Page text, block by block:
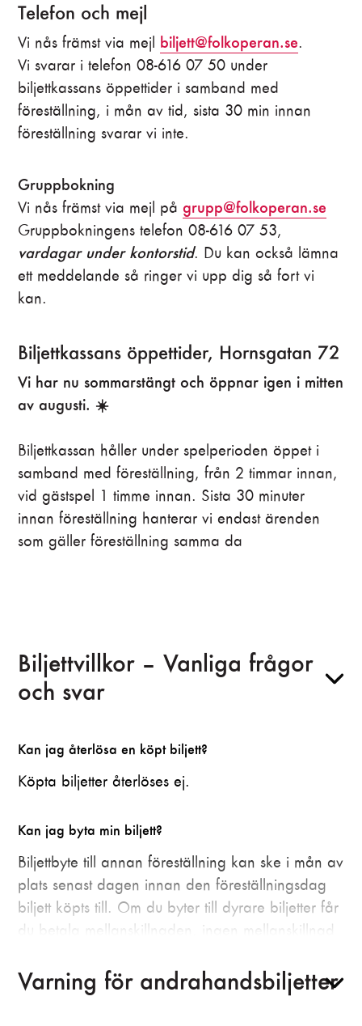
Telefon och mejl
Vi nås främst via mejl biljett@folkoperan.se.
Vi svarar i telefon 08-616 07 50 under
biljettkassans öppettider i samband med
föreställning, i mån av tid, sista 30 min innan
föreställning svarar vi inte.
Gruppbokning
Vi nås främst via mejl pågrupp@folkoperan.se
Gruppbokningens telefon 08-616 07 53,
vardagar under kontorstid. Du kan också lämna
ett meddelande så ringer vi upp dig så fort vi
kan.
Biljettkassans öppettider, Hornsgatan 72
Vi har nu sommarstängt och öppnar igen i mitten
av augusti. ☀️
Biljettkassan håller under spelperioden öppet i
samband med föreställning, från 2 timmar innan,
vid gästspel 1 timme innan. Sista 30 minuter
innan föreställning hanterar vi endast ärenden
som gäller föreställning samma da
Biljettvillkor – Vanliga frågor
och svar
Kan jag återlösa en köpt biljett?
Köpta biljetter återlöses ej.
Kan jag byta min biljett?
Biljettbyte till annan föreställning kan ske i mån av
plats senast dagen innan den föreställningsdag
biljett köpts till. Om du byter till dyrare biljetter får
du betala mellanskillnaden, ingen mellanskillnad
Du kan själv byta dina biljetter till en annan dag
på din ordersida på webben, har du köpt
Varning för andrahandsbiljetter